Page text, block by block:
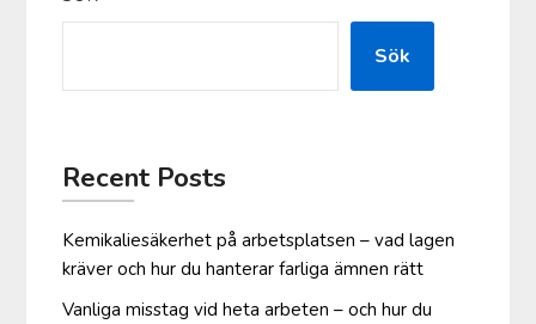
Sök
Recent Posts
Kemikaliesäkerhet på arbetsplatsen – vad lagen
kräver och hur du hanterar farliga ämnen rätt
Vanliga misstag vid heta arbeten – och hur du